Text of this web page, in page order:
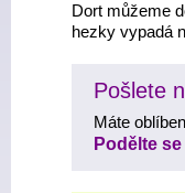
Dort můžeme
hezky vypadá
Pošlete
Máte
Podělte